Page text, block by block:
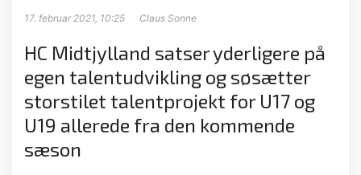
17. februar 2021, 10:25 Claus Sonne
HC Midtjylland satser yderligere på
egen talentudvikling og søsætter
storstilet talentprojekt for U17 og
U19 allerede fra den kommende
sæson